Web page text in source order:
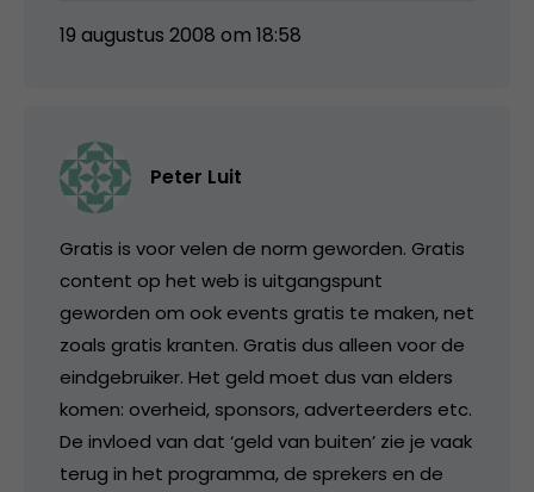
19 augustus 2008 om 18:58
Peter Luit
Gratis is voor velen de norm geworden. Gratis
content op het web is uitgangspunt
geworden om ook events gratis te maken, net
zoals gratis kranten. Gratis dus alleen voor de
eindgebruiker. Het geld moet dus van elders
komen: overheid, sponsors, adverteerders etc.
De invloed van dat ‘geld van buiten’ zie je vaak
terug in het programma, de sprekers en de